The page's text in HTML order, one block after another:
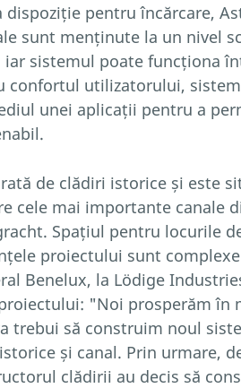
dispoziție pentru încărcare,
sunt menținute la un nivel
sistemul poate funcționa
confortul utilizatorului,
unei aplicații pentru a
de clădiri istorice și este
cele mai importante canale
Spațiul pentru locurile
proiectului sunt
Benelux, la Lödige
"Noi prosperăm în
trebui să construim noul
și canal. Prin urmare,
clădirii au decis să